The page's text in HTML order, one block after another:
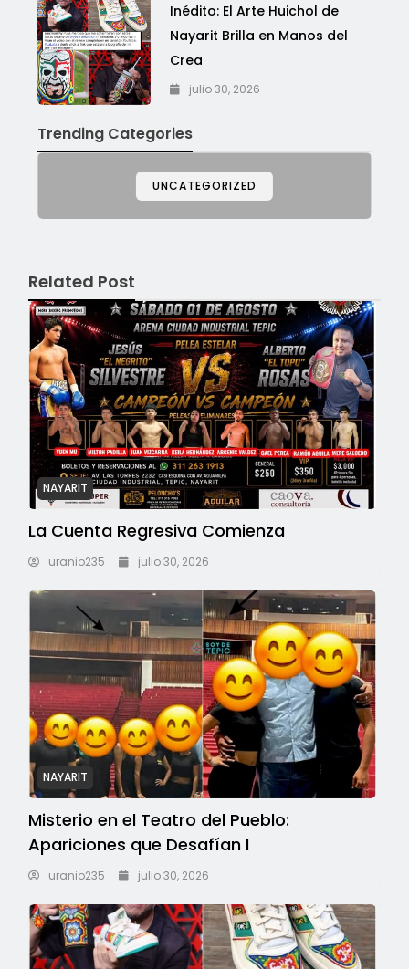
Inédito: El Arte Huichol de
Nayarit Brilla en Manos del
Crea
julio 30, 2026
Trending Categories
UNCATEGORIZED
Related Post
NAYARIT
La Cuenta Regresiva Comienza
uranio235 julio 30, 2026
NAYARIT
Misterio en el Teatro del Pueblo:
Apariciones que Desafían l
uranio235 julio 30, 2026